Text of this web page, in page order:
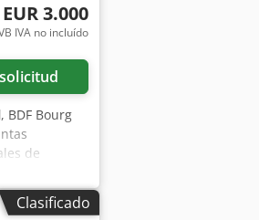
EUR 3.000
IVA no incluído
, BDF Bourg
de
de formato
grapado.
Clasificado